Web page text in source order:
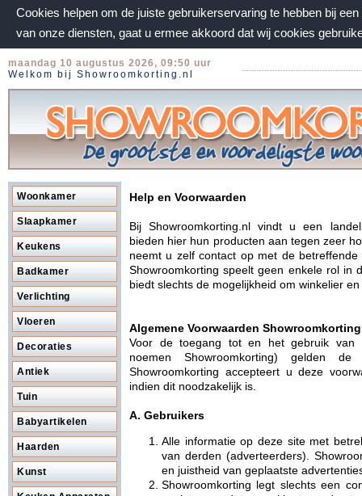
Cookies helpen om de juiste gebruikerservaring te hebben bij
van onze diensten, gaat u ermee akkoord dat wij cookies
maandag 10 augustus 2026, 09:50 uur
Welkom bij Showroomkorting.nl
Woonkamer
Slaapkamer
Keukens
Badkamer
Verlichting
Vloeren
Decoraties
Antiek
Tuin
Babyartikelen
Haarden
Kunst
Help en Voorwaarden
Bij Showroomkorting.nl vindt u een
bieden hier hun producten aan tegen zeer
neemt u zelf contact op met de
Showroomkorting speelt geen enkele rol in
biedt slechts de mogelijkheid om winkelier
Algemene Voorwaarden
Voor de toegang tot en het gebruik
noemen Showroomkorting) gelden
Showroomkorting accepteert u deze
indien dit noodzakelijk is.
A. Gebruikers
Alle informatie op deze site met
van derden (adverteerders).
en juistheid van geplaatste
Showroomkorting legt slechts een